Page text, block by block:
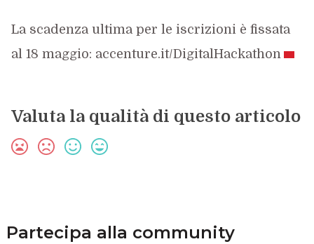
La scadenza ultima per le iscrizioni è fissata
al 18 maggio: accenture.it/DigitalHackathon
Valuta la qualità di questo articolo
Partecipa alla community